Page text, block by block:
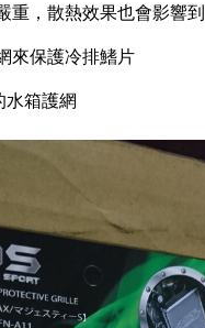
重，散熱效果也會影響到
來保護冷排鰭片
水箱護網